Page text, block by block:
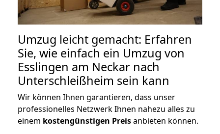
Umzug leicht gemacht: Erfahren
Sie, wie einfach ein Umzug von
Esslingen am Neckar nach
Unterschleißheim sein kann
Wir können Ihnen garantieren, dass unser
professionelles Netzwerk Ihnen nahezu alles zu
einem kostengünstigen Preisanbieten können.